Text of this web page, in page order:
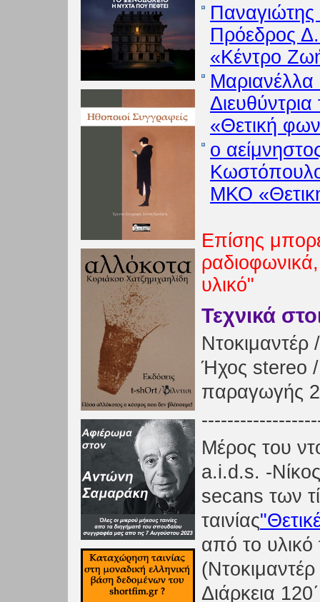
Πρόεδρος
«Κέντρο
«Θετική
ο
ΜΚΟ
Επίσης
υλικό"
Τεχνικά
Ήχος stereo
παραγωγής
Μέρος του
a.i.d.s. -
secans των
ταινίας
από το υλικό
Διάρκεια